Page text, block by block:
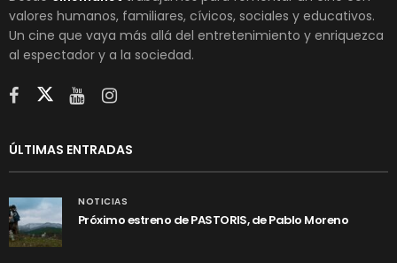
valores humanos, familiares, cívicos, sociales y educativos.
Un cine que vaya más allá del entretenimiento y enriquezca
al espectador y a la sociedad.
ÚLTIMAS ENTRADAS
NOTICIAS
Próximo estreno de PASTORIS, de Pablo Moreno